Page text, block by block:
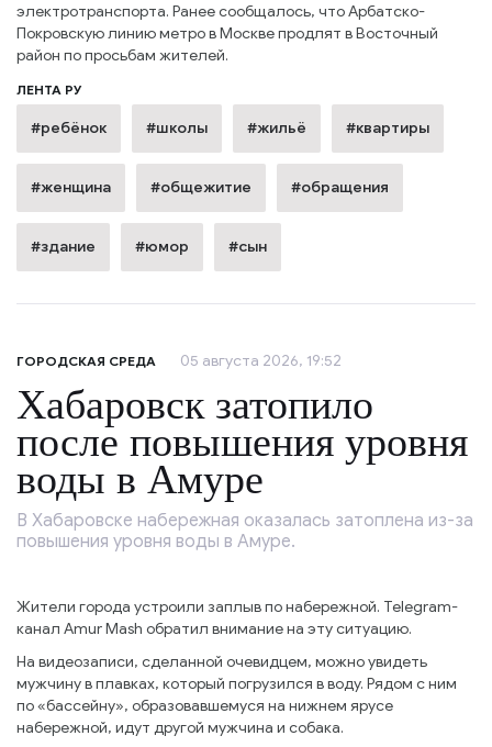
электротранспорта. Ранее сообщалось, что Арбатско-
Покровскую линию метро в Москве продлят в Восточный
район по просьбам жителей.
ЛЕНТА РУ
#ребёнок #школы #жильё #квартиры
#женщина #общежитие #обращения
#здание #юмор #сын
ГОРОДСКАЯ СРЕДА 05 августа 2026, 19:52
Хабаровск затопило
после повышения уровня
воды в Амуре
В Хабаровске набережная оказалась затоплена из-за
повышения уровня воды в Амуре.
Жители города устроили заплыв по набережной. Telegram-
канал Amur Mash обратил внимание на эту ситуацию.
На видеозаписи, сделанной очевидцем, можно увидеть
мужчину в плавках, который погрузился в воду. Рядом с ним
по «бассейну», образовавшемуся на нижнем ярусе
набережной, идут другой мужчина и собака.